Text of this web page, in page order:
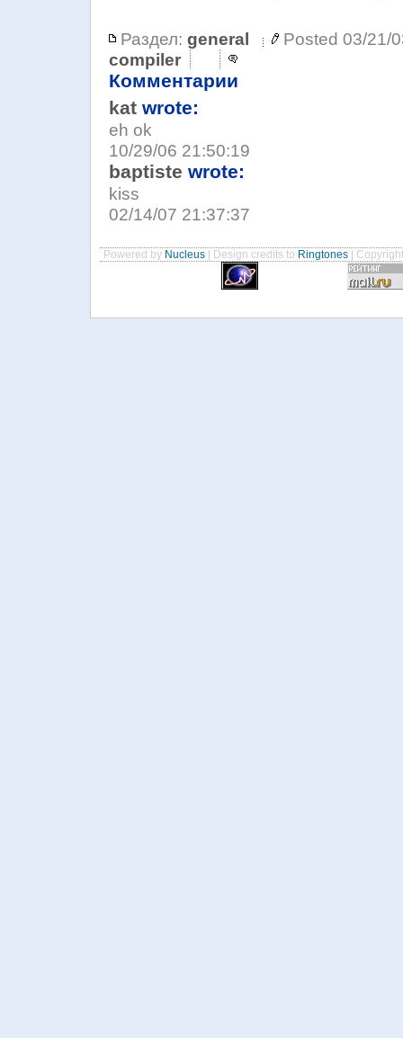
Раздел: general
Posted 03/21/
compiler
Комментарии
kat wrote:
eh ok
10/29/06 21:50:19
baptiste wrote:
kiss
02/14/07 21:37:37
Powered by Nucleus | Design credits to Ringtones |